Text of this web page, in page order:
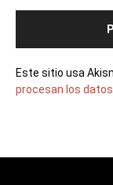
Este sitio usa
procesan los